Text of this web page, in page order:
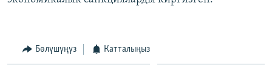
Бөлүшүңүз Катталыңыз